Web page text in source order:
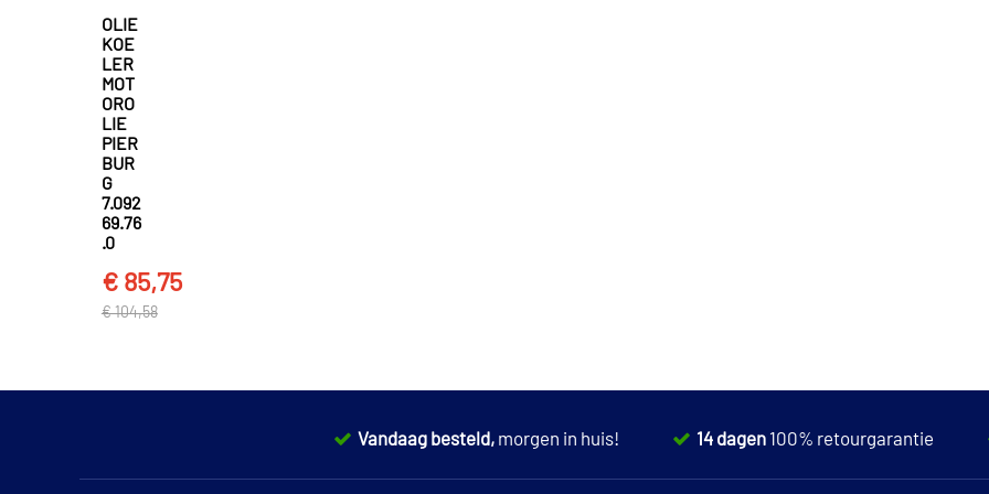
OLIE
KOE
LER
MOT
ORO
LIE
PIER
BUR
G
7.092
69.76
.0
€ 85,75
€ 104,58
Vandaag besteld, morgen in huis! 14 dagen 100% retourgarantie